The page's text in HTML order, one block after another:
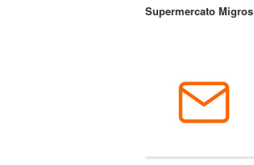
Supermercato Migros